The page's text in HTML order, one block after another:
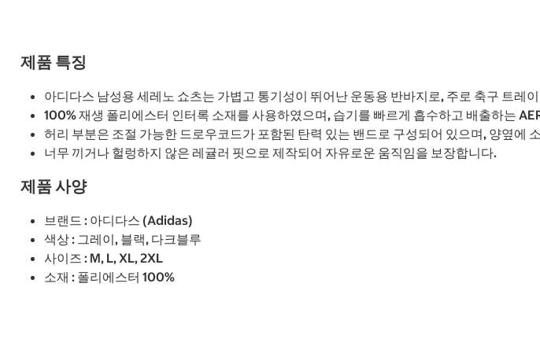
제품 특징
아디다스 남성용 세레노 쇼츠는 가볍고 통기성이 뛰어난 운동용 반바지로, 주로 축구 트레
100% 재생 폴리에스터 인터록 소재를 사용하였으며, 습기를 빠르게 흡수하고 배출하는
허리 부분은 조절 가능한 드로우코드가 포함된 탄력 있는 밴드로 구성되어 있으며, 양옆에
너무 끼거나 헐렁하지 않은 레귤러 핏으로 제작되어 자유로운 움직임을 보장합니다.
제품 사양
브랜드 : 아디다스 (Adidas)
색상 : 그레이, 블랙, 다크블루
사이즈 : M, L, XL, 2XL
소재 : 폴리에스터 100%